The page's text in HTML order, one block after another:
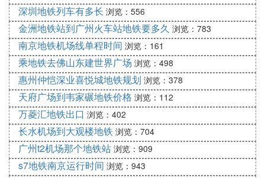
快捷交通卡。在北京，除了地铁之外，它还可以用来
坐公交。
此项服务自2018年3月30日起上线试运行。用户开通
此功能时将收取20元的可退服务费。待试运行结束，
用户完成“上海交通卡”App实名认证后，“可退服务
费”将返还至用户的“上海交通卡”App账户。相关服务
政策的上线敬请关注“上海交通卡”App或Apple Pay服
务信息的推送内容。
(6)applepay上海地铁扩展阅读
可以通过Apple Pay 来为这次开卡充值进行缴费了
深圳地铁列车有多长 浏览：556
金洲地铁站到广州火车站地铁要多久 浏览：783
南京地铁机场线单程时间 浏览：161
乘地铁去佛山东建世界广场 浏览：498
惠州仲恺深业喜悦城地铁规划 浏览：378
天府广场到韦家碾地铁价格 浏览：112
万菱汇地铁出口 浏览：402
长水机场到大观楼地铁 浏览：704
广州t2机场那个地铁站 浏览：909
s7地铁南京运行时间 浏览：943